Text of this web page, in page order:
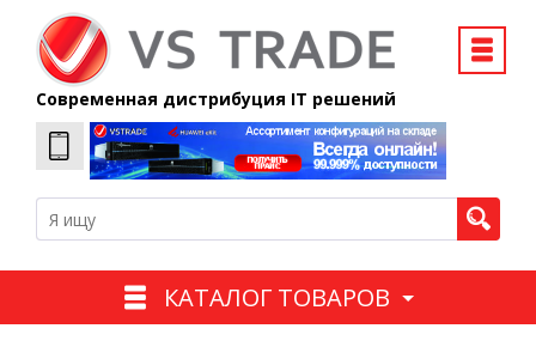
Современная дистрибуция IT решений
КАТАЛОГ ТОВАРОВ